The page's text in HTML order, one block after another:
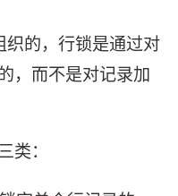
的，行锁是通过对
，而不是对记录加
：